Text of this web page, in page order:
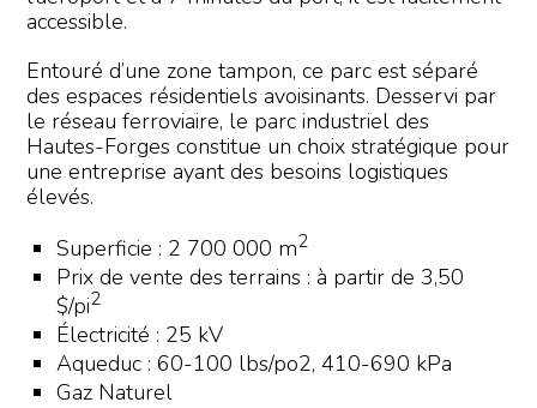
accessible.
Entouré d’une zone tampon, ce parc est séparé
des espaces résidentiels avoisinants. Desservi par
le réseau ferroviaire, le parc industriel des
Hautes-Forges constitue un choix stratégique pour
une entreprise ayant des besoins logistiques
élevés.
Superficie : 2 700 000 m2
Prix de vente des terrains : à partir de 3,50
$/pi2
Électricité : 25 kV
Aqueduc : 60-100 lbs/po2, 410-690 kPa
Gaz Naturel